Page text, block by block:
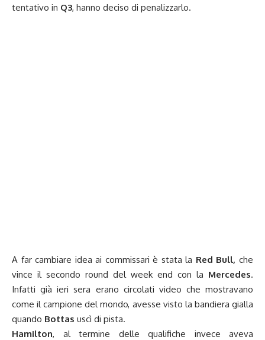
tentativo in Q3, hanno deciso di penalizzarlo.
A far cambiare idea ai commissari è stata la Red Bull, che
vince il secondo round del week end con la Mercedes.
Infatti già ieri sera erano circolati video che mostravano
come il campione del mondo, avesse visto la bandiera gialla
quando Bottas uscì di pista.
Hamilton, al termine delle qualifiche invece aveva